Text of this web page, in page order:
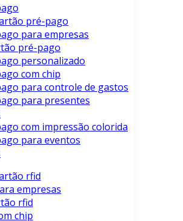
pré-pago
para empresas
pré-pago
personalizado
com chip
para controle de gastos
para presentes
com impressão colorida
para eventos
rfid
empresas
rfid
chip